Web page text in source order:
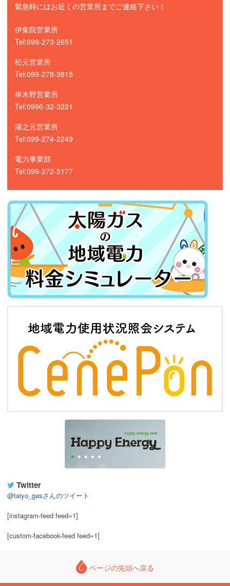
緊急時にはお近くの営業所までご連絡下さい！
伊集院営業所
Tel:099-273-2651
松元営業所
Tel:099-278-3815
串木野営業所
Tel:0996-32-3221
湯之元営業所
Tel:099-274-2249
電力事業部
Tel:099-272-5177
Twitter
@taiyo_gasさんのツイート
[instagram-feed feed=1]
[custom-facebook-feed feed=1]
ページの先頭へ戻る